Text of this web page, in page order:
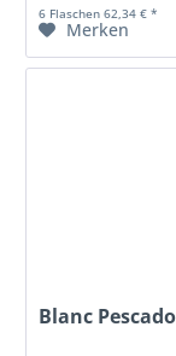
6 Flaschen 62,34 € *
Merken
Blanc